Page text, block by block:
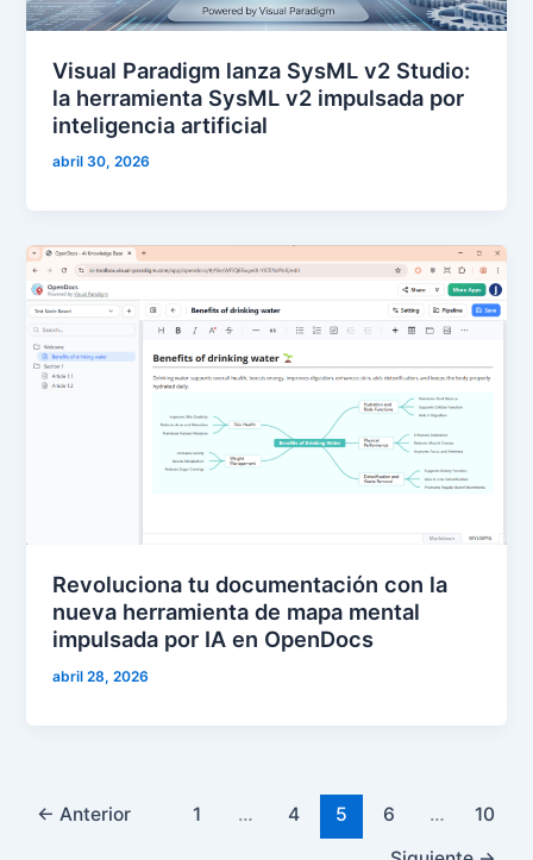
Visual Paradigm lanza SysML v2 Studio:
la herramienta SysML v2 impulsada por
inteligencia artificial
abril 30, 2026
Revoluciona tu documentación con la
nueva herramienta de mapa mental
impulsada por IA en OpenDocs
abril 28, 2026
← Anterior 1 … 4 5 6 …
10